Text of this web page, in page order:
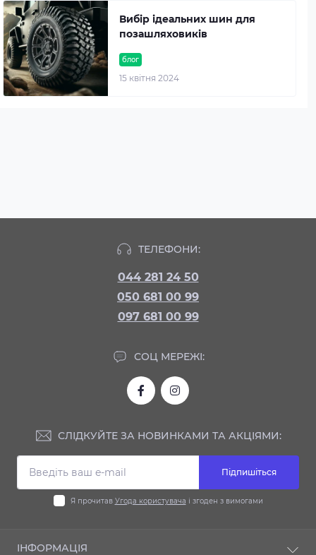
блог
15 квітня 2024
Вибір ідеальних шин для
позашляховиків
ТЕЛЕФОНИ:
044 281 24 50
050 681 00 99
097 681 00 99
СОЦ МЕРЕЖІ:
СЛІДКУЙТЕ ЗА НОВИНКАМИ ТА АКЦІЯМИ:
Підпишіться
Я прочитав Угода користувача і згоден з вимогами
ІНФОРМАЦІЯ